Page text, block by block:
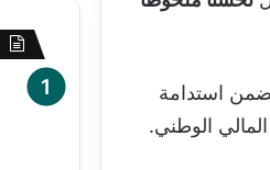
استدامة
المالي الوطني.